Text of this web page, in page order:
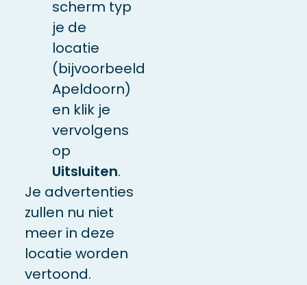
scherm typ
je de
locatie
(bijvoorbeeld
Apeldoorn)
en klik je
vervolgens
op
Uitsluiten.
Je advertenties
zullen nu niet
meer in deze
locatie worden
vertoond.